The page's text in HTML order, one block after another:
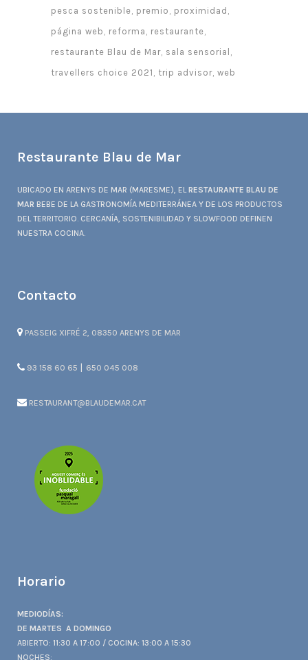
pesca sostenible premio
proximidad
página web
reforma
restaurante
restaurante Blau de Mar sala sensorial
travellers choice 2021
trip advisor web
Restaurante Blau de Mar
UBICADO EN ARENYS DE MAR (MARESME), ELRESTAURANTE BLAU DE
MAR BEBE DE LA GASTRONOMÍA MEDITERRÁNEA Y DE LOS PRODUCTOS
DEL TERRITORIO. CERCANÍA, SOSTENIBILIDAD Y SLOWFOOD DEFINEN
NUESTRA COCINA.
Contacto
PASSEIG XIFRÉ 2, 08350 ARENYS DE MAR
93 158 60 65 | 650 045 008
RESTAURANT@BLAUDEMAR.CAT
Horario
MEDIODÍAS:
DE MARTES A DOMINGO
ABIERTO: 11:30 A 17:00 / COCINA: 13:00 A 15:30
NOCHES: